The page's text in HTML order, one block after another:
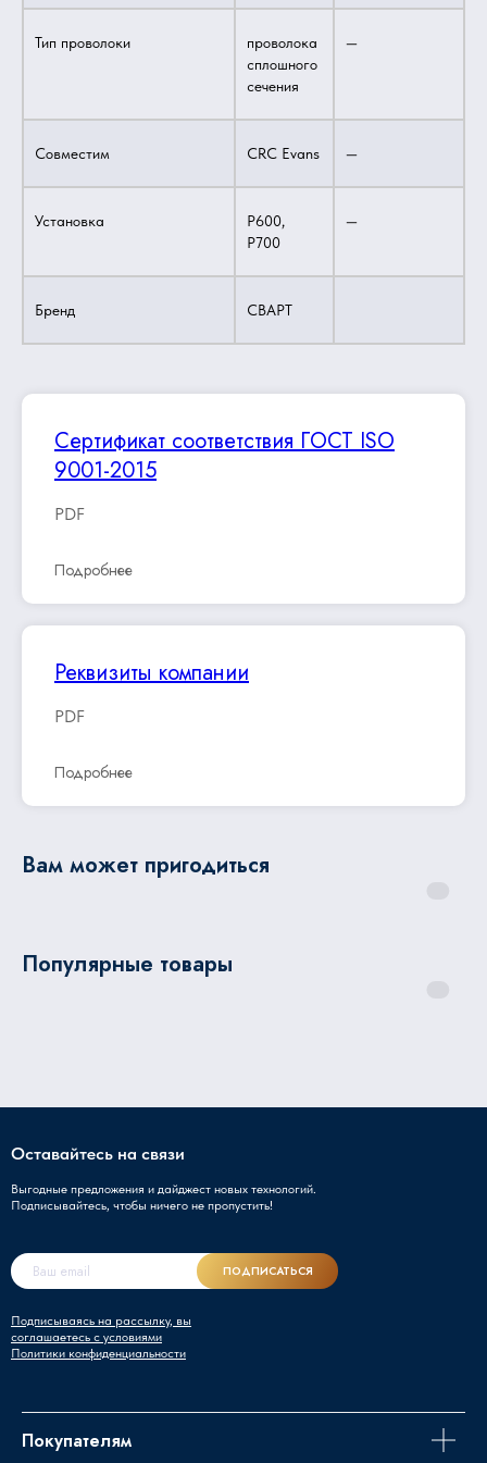
Тип проволоки
проволока
сплошного
сечения
—
Совместим CRC Evans —
Установка
P600,
P700
—
Бренд СВАРТ
Сертификат соответствия ГОСТ ISO
9001-2015
PDF
Подробнее
Реквизиты компании
PDF
Подробнее
Вам может пригодиться
Популярные товары
Оставайтесь на связи
Выгодные предложения и дайджест новых технологий.
Подписывайтесь, чтобы ничего не пропустить!
Подписываясь на рассылку, вы
соглашаетесь с условиями
Политики конфиденциальности
ПОДПИСАТЬСЯ
Покупателям